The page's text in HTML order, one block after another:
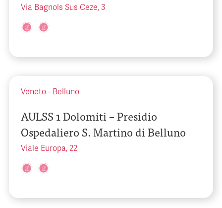
Via Bagnols Sus Ceze, 3
Veneto - Belluno
AULSS 1 Dolomiti – Presidio
Ospedaliero S. Martino di Belluno
Viale Europa, 22